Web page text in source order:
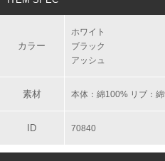
カラー
ホワイト
ブラック
アッシュ
素材 本体：綿100% リブ：
ID 70840